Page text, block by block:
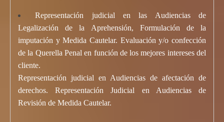
Representación judicial en las Audiencias de
Legalización de la Aprehensión, Formulación de la
imputación y Medida Cautelar. Evaluación y/o confección
de la Querella Penal en función de los mejores intereses del
cliente.
Representación judicial en Audiencias de afectación de
derechos. Representación Judicial en Audiencias de
Revisión de Medida Cautelar.